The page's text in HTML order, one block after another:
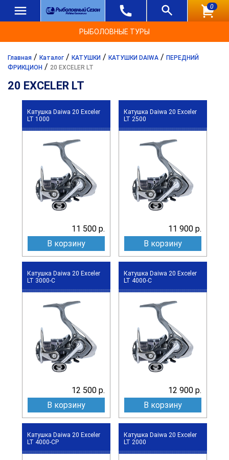
0
РЫБОЛОВНЫЕ ТУРЫ
Главная / Каталог / КАТУШКИ / КАТУШКИ DAIWA / ПЕРЕДНИЙ
ФРИКЦИОН / 20 EXCELER LT
20 EXCELER LT
Катушка Daiwa 20 Exceler
LT 1000
11 500 р.
В корзину
Катушка Daiwa 20 Exceler
LT 2500
11 900 р.
В корзину
Катушка Daiwa 20 Exceler
LT 3000-C
12 500 р.
В корзину
Катушка Daiwa 20 Exceler
LT 4000-C
12 900 р.
В корзину
Катушка Daiwa 20 Exceler
LT 4000-CP
Катушка Daiwa 20 Exceler
LT 2000